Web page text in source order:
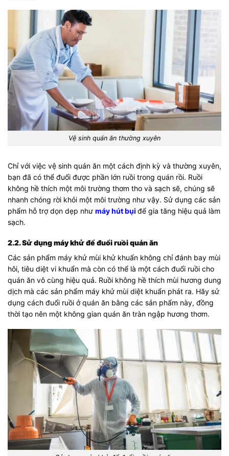
Vệ sinh quán ăn thường xuyên
Chỉ với việc vệ sinh quán ăn một cách định kỳ và thường xuyên,
bạn đã có thể đuổi được phần lớn ruồi trong quán rồi. Ruồi
không hề thích một môi trường thơm tho và sạch sẽ, chúng sẽ
nhanh chóng rời khỏi một môi trường như vậy. Sử dụng các sản
phẩm hỗ trợ dọn dẹp như máy hút bụi để gia tăng hiệu quả làm
sạch.
2.2. Sử dụng máy khử để đuổi ruồi quán ăn
Các sản phẩm máy khử mùi khử khuẩn không chỉ đánh bay mùi
hôi, tiêu diệt vi khuẩn mà còn có thể là một cách đuổi ruồi cho
quán ăn vô cùng hiệu quả. Ruồi không hề thích mùi hương dung
dịch mà các sản phẩm máy khử mùi diệt khuẩn phát ra. Hãy sử
dụng cách đuổi ruồi ở quán ăn bằng các sản phẩm này, đồng
thời tạo nên một không gian quán ăn tràn ngập hương thơm.